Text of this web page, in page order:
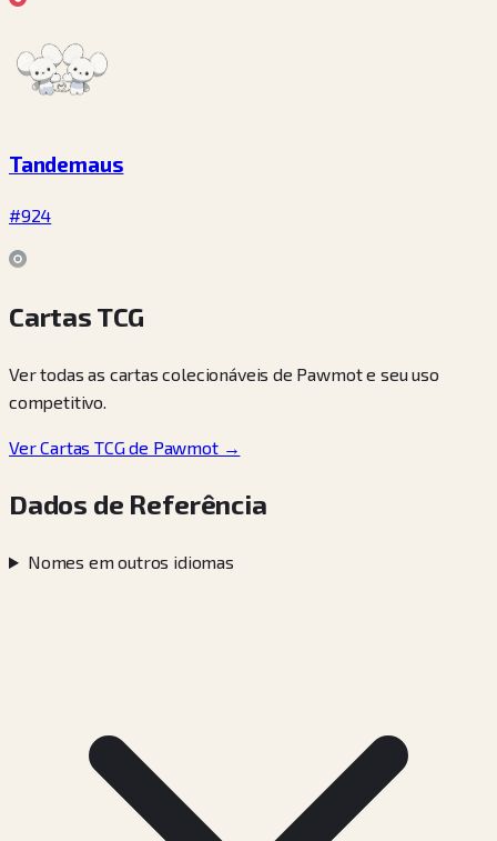
Tandemaus
#924
Cartas TCG
Ver todas as cartas colecionáveis de Pawmot e seu uso
competitivo.
Ver Cartas TCG de Pawmot →
Dados de Referência
Nomes em outros idiomas